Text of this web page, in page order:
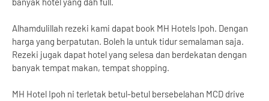
Alhamdulillah rezeki kami dapat book MH Hotels Ipoh. Dengan
harga yang berpatutan. Boleh la untuk tidur semalaman saja.
Rezeki jugak dapat hotel yang selesa dan berdekatan dengan
banyak tempat makan, tempat shopping.
MH Hotel Ipoh ni terletak betul-betul bersebelahan MCD drive